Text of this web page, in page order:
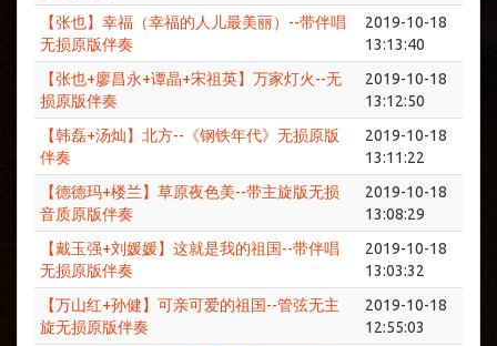
【张也】幸福（幸福的人儿最美丽）--带伴唱
无损原版伴奏
2019-10-18
13:13:40
【张也+廖昌永+谭晶+宋祖英】万家灯火--无
损原版伴奏
2019-10-18
13:12:50
【韩磊+汤灿】北方--《钢铁年代》无损原版
伴奏
2019-10-18
13:11:22
【德德玛+楼兰】草原夜色美--带主旋版无损
音质原版伴奏
2019-10-18
13:08:29
【戴玉强+刘媛媛】这就是我的祖国--带伴唱
无损原版伴奏
2019-10-18
13:03:32
【万山红+孙健】可亲可爱的祖国--管弦无主
旋无损原版伴奏
2019-10-18
12:55:03